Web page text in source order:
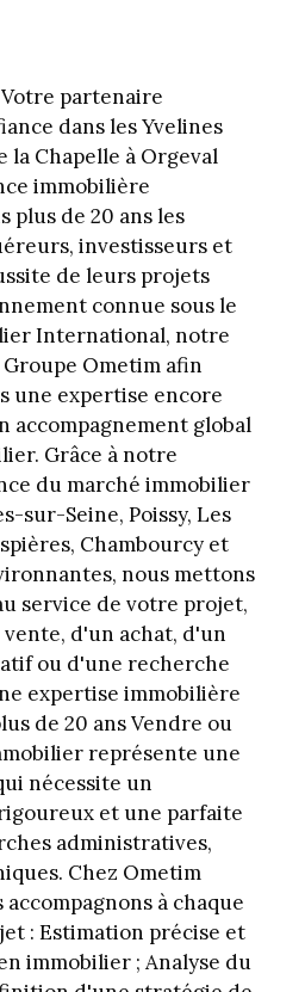
partenaire
dans les Yvelines
la Chapelle à Orgeval
immobilière
plus de 20 ans les
investisseurs et
de leurs projets
connue sous le
International, notre
Ometim afin
une expertise encore
accompagnement global
Grâce à notre
du marché immobilier
sur-Seine, Poissy, Les
Chambourcy et
nous mettons
service de votre projet,
d'un achat, d'un
ou d'une recherche
expertise immobilière
de 20 ans Vendre ou
représente une
nécessite un
et une parfaite
administratives,
Chez Ometim
à chaque
: Estimation précise et
immobilier ; Analyse du